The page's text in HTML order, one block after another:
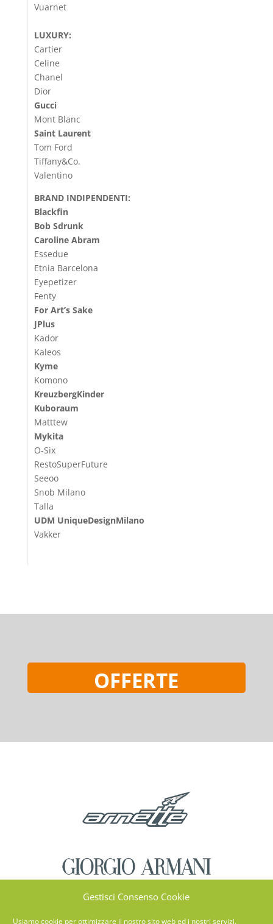
Gestisci Consenso Cookie
Usiamo cookie per ottimizzare il nostro sito web ed i nostri servizi.
Vuarnet
LUXURY:
Cartier
Celine
Chanel
Dior
Gucci
Mont Blanc
Saint Laurent
Tom Ford
Tiffany&Co.
Valentino
BRAND INDIPENDENTI:
Blackfin
Bob Sdrunk
Caroline Abram
Essedue
Etnia Barcelona
Eyepetizer
Fenty
For Art’s Sake
JPlus
Kador
Kaleos
Kyme
Komono
KreuzbergKinder
Kuboraum
Matttew
Mykita
O-Six
RestoSuperFuture
Seeoo
Snob Milano
Talla
UDM UniqueDesignMilano
Vakker
OFFERTE